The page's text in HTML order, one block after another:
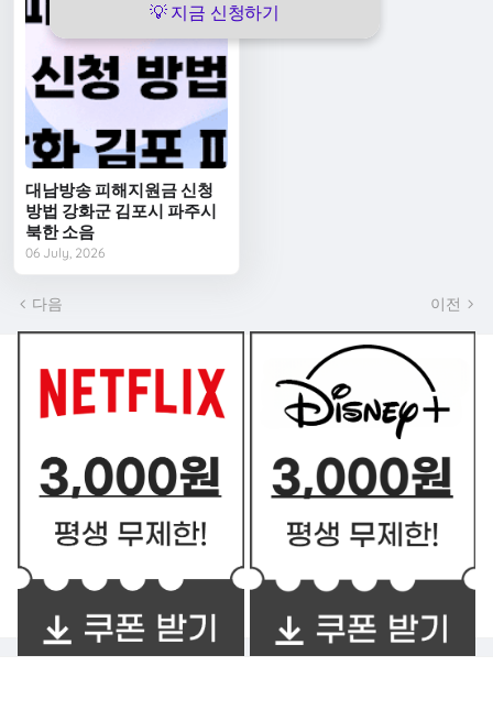
💡 지금 신청하기
대남방송 피해지원금 신청
방법 강화군 김포시 파주시
북한 소음
06 July, 2026
다음 이전
쿠폰 BEST2